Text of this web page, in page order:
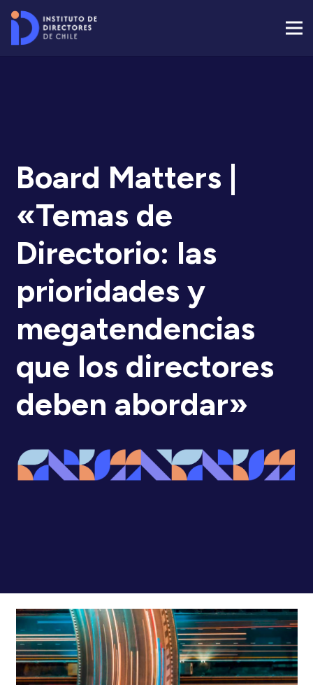
Board Matters |
«Temas de
Directorio: las
prioridades y
megatendencias
que los directores
deben abordar»